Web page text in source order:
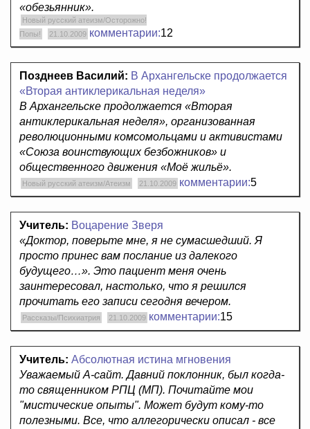
«обезьянник».
Новый русский атеизм/Осторожно!
Попы!
21.10.2009 комментарии:12
Позднеев Василий: В Архангельске продолжается
«Вторая антиклерикальная неделя»
В Архангельске продолжается «Вторая
антиклерикальная неделя», организованная
революционными комсомольцами и активистами
«Союза воинствующих безбожников» и
общественного движения «Моё жильё».
Новый русский атеизм/Атеизм 21.10.2009 комментарии:5
Учитель: Воцарение Зверя
«Доктор, поверьте мне, я не сумасшедший. Я
просто принес вам послание из далекого
будущего…». Это пациент меня очень
заинтересовал, настолько, что я решился
прочитать его записи сегодня вечером.
Рассказы/Психиатрия 21.10.2009 комментарии:15
Учитель: Абсолютная истина мгновения
Уважаемый А-сайт. Давний поклонник, был когда-
то священником РПЦ (МП). Почитайте мои
"мистические опыты". Может будут кому-то
полезными. Все, что аллегорически описал - все